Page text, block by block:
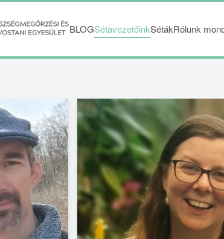
BLOGSétavezetőinkSétákRólunk
FACEBOOK